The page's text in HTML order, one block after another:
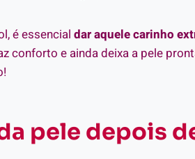
é essencial dar aquele carinho
conforto e ainda deixa a pele
pele depois